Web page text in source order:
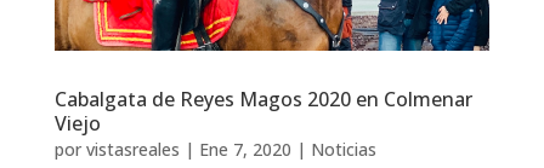
Cabalgata de Reyes Magos 2020 en Colmenar
Viejo
por vistasreales | Ene 7, 2020 | Noticias